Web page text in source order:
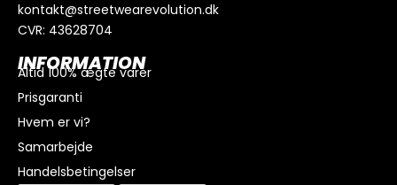
kontakt@streetwearevolution.dk
CVR: 43628704
INFORMATION
Altid 100% ægte varer
Prisgaranti
Hvem er vi?
Samarbejde
Handelsbetingelser